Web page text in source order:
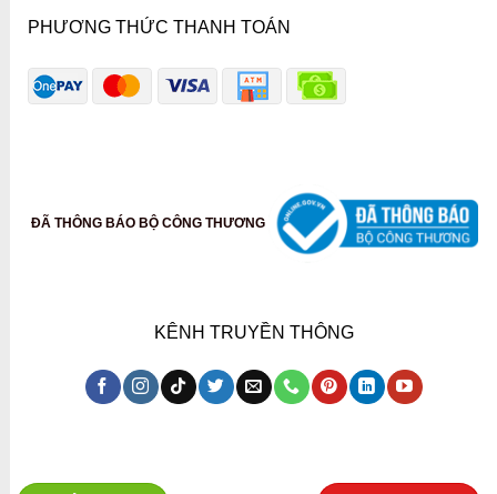
PHƯƠNG THỨC THANH TOÁN
ĐÃ THÔNG BÁO BỘ CÔNG THƯƠNG
KÊNH TRUYỀN THÔNG